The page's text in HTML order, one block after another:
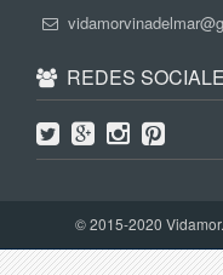
REDES
© 2015-2020